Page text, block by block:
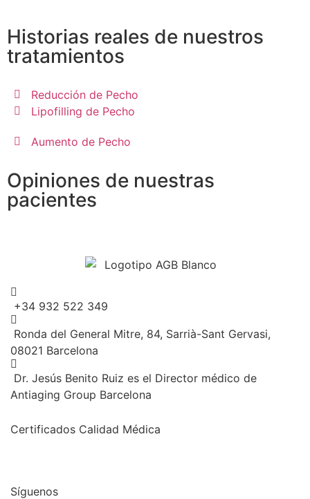
Historias reales de nuestros
tratamientos
Reducción de Pecho
Lipofilling de Pecho
Aumento de Pecho
Opiniones de nuestras
pacientes
+34 932 522 349
Ronda del General Mitre, 84, Sarrià-Sant Gervasi,
08021 Barcelona
Dr. Jesús Benito Ruiz es el Director médico de
Antiaging Group Barcelona
Certificados Calidad Médica
Síguenos